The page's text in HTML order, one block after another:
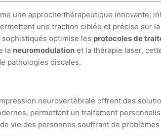
une approche thérapeutique innovante,
une traction ciblée et précise sur
sophistiqués optimise les protocoles de
la neuromodulation et la thérapie laser,
pathologies discales.
neurovertébrale offrent des
permettant un traitement
vie des personnes souffrant de